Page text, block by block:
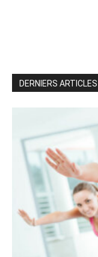
DERNIERS ARTICLES